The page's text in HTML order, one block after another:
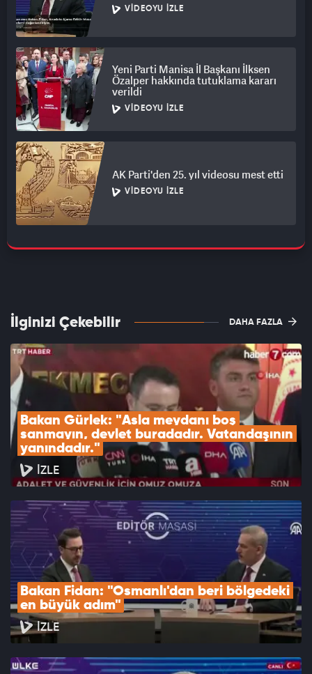
VIDEOYU İZLE
Yeni Parti Manisa İl Başkanı İlksen
Özalper hakkında tutuklama kararı
verildi
VIDEOYU İZLE
AK Parti'den 25. yıl videosu mest etti
VIDEOYU İZLE
İlginizi Çekebilir DAHA FAZLA
Bakan Gürlek: "Asla meydanı boş
sanmayın, devlet buradadır. Vatandaşının
yanındadır."
İZLE
Bakan Fidan: "Osmanlı'dan beri bölgedeki
en büyük adım"
İZLE